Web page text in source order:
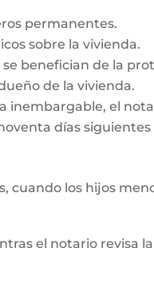
permanentes.
sobre la vivienda.
benefician de la
de la vivienda.
el
días
cuando los hijos
el notario revisa